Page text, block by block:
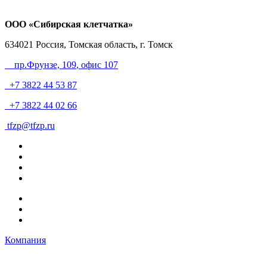
ООО «Сибирская клетчатка»
634021 Россия, Томская область, г. Томск
пр.Фрунзе, 109, офис 107
+7 3822 44 53 87
+7 3822 44 02 66
tfzp@tfzp.ru
Компания